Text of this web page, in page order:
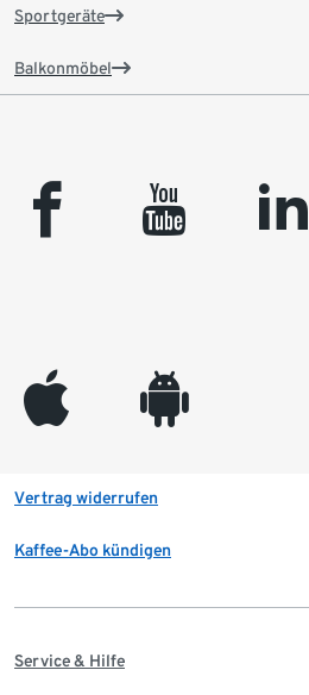
Sportgeräte
Balkonmöbel
facebook youtube linkedin
appleinc android
Vertrag widerrufen
Kaffee-Abo kündigen
Service & Hilfe